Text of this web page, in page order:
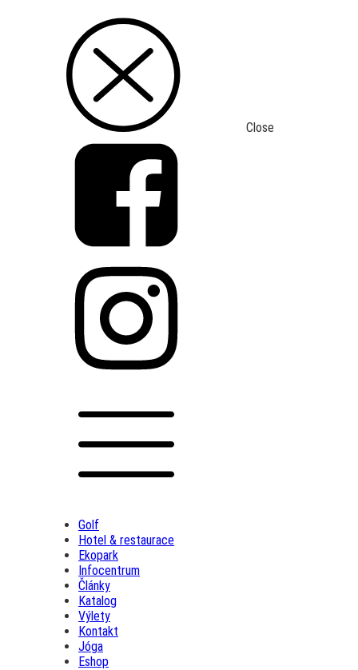
Close
Golf
Hotel & restaurace
Ekopark
Infocentrum
Články
Katalog
Výlety
Kontakt
Jóga
Eshop